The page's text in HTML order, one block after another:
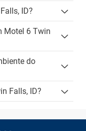
ID?
Motel 6 Twin
do
Falls, ID?